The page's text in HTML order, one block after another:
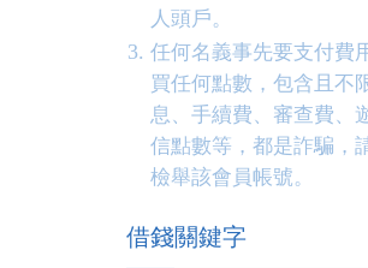
人頭戶。
任何名義事先要支付費
買任何點數，包含且不
息、手續費、審查費、
信點數等，都是詐騙，
檢舉該會員帳號。
借錢關鍵字